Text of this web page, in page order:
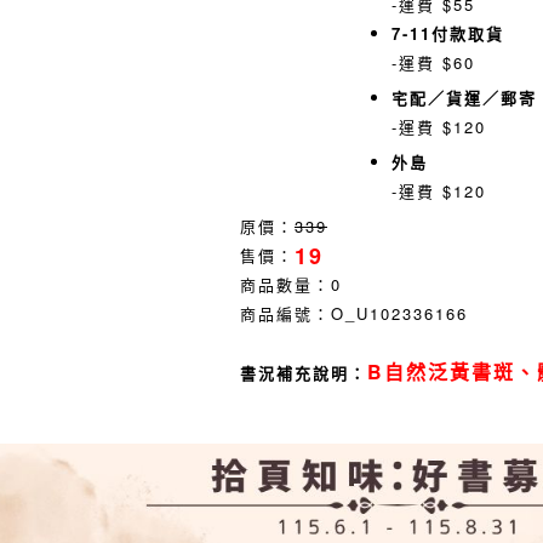
7-11付款取貨
-運費 $60
宅配／貨運／郵寄
-運費 $120
外島
-運費 $120
原價： 339
售價： 19
商品數量： 0
商品編號： O_U102336166
書況補充說明： B自然泛黃書斑、